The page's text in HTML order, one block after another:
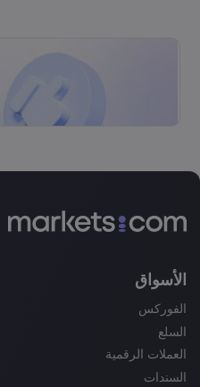
الأسواق
الفوركس
السلع
العملات الرقمية
السندات